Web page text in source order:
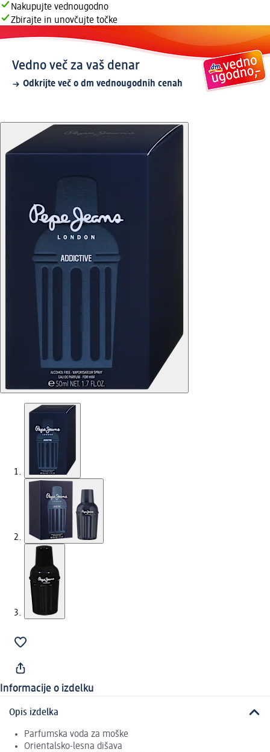
Nakupujte vednougodno
Zbirajte in unovčujte točke
Vedno več za vaš denar
Odkrijte več o dm vednougodnih cenah
Informacije o izdelku
Opis izdelka
Parfumska voda za moške
Orientalsko-lesna dišava